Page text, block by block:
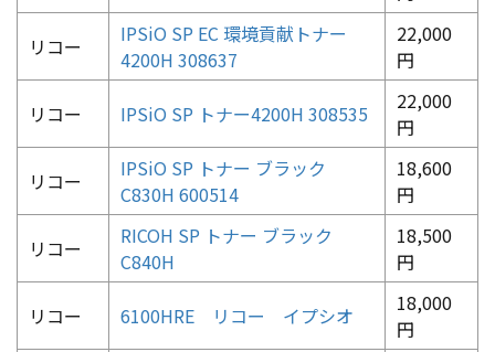
リコー
IPSiO SP EC 環境貢献トナー
4200H 308637
22,000
円
リコー IPSiO SP トナー4200H 308535
22,000
円
リコー
IPSiO SP トナー ブラック
C830H 600514
18,600
円
リコー
RICOH SP トナー ブラック
C840H
18,500
円
リコー 6100HRE リコー イプシオ
18,000
円